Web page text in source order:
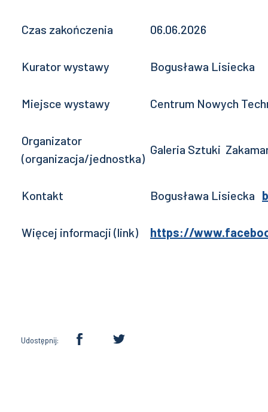
Czas zakończenia 06.06.2026
Kurator wystawy Bogusława Lisiecka
Miejsce wystawy Centrum Nowych
Organizator
(organizacja/jednostka)
Galeria Sztuki
Kontakt Bogusława Lisiecka
Więcej informacji (link) https://
Udostępnij: